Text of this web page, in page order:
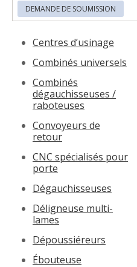
DEMANDE DE SOUMISSION
Centres d’usinage
Combinés universels
Combinés
dégauchisseuses /
raboteuses
Convoyeurs de
retour
CNC spécialisés pour
porte
Dégauchisseuses
Déligneuse multi-
lames
Dépoussiéreurs
Ébouteuse